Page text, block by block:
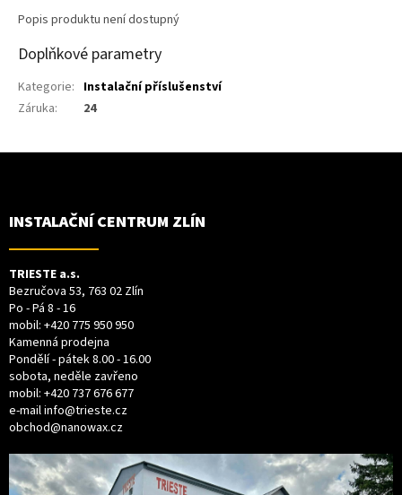
Popis produktu není dostupný
Doplňkové parametry
Kategorie: Instalační příslušenství
Záruka: 24
Z
INSTALAČNÍ CENTRUM ZLÍN
TRIESTE a.s.
Bezručova 53, 763 02 Zlín
Po - Pá 8 - 16
mobil: +420 775 950 950
Kamenná prodejna
Pondělí - pátek 8.00 - 16.00
sobota, neděle zavřeno
mobil: +420 737 676 677
e-mailinfo@trieste.cz
obchod@nanowax.cz